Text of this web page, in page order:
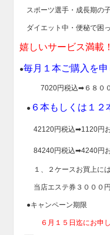
スポーツ選手・成長期の
ダイエット中・便秘で
嬉しいサービス満載
●毎月１本ご購入を
7020円税込➡６８００
● ６本もしくは１
42120円税込➡1120円
84240円税込➡4240円
１、２ケースお買上には
当店エステ券３０００円
●キャンペーン期限
６月１５日迄にお申